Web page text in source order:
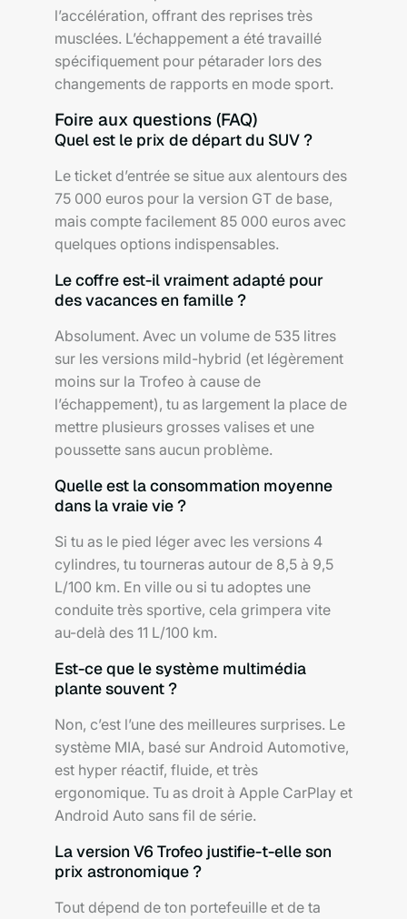
l’accélération, offrant des reprises très
musclées. L’échappement a été travaillé
spécifiquement pour pétarader lors des
changements de rapports en mode sport.
Foire aux questions (FAQ)
Quel est le prix de départ du SUV ?
Le ticket d’entrée se situe aux alentours des
75 000 euros pour la version GT de base,
mais compte facilement 85 000 euros avec
quelques options indispensables.
Le coffre est-il vraiment adapté pour
des vacances en famille ?
Absolument. Avec un volume de 535 litres
sur les versions mild-hybrid (et légèrement
moins sur la Trofeo à cause de
l’échappement), tu as largement la place de
mettre plusieurs grosses valises et une
poussette sans aucun problème.
Quelle est la consommation moyenne
dans la vraie vie ?
Si tu as le pied léger avec les versions 4
cylindres, tu tourneras autour de 8,5 à 9,5
L/100 km. En ville ou si tu adoptes une
conduite très sportive, cela grimpera vite
au-delà des 11 L/100 km.
Est-ce que le système multimédia
plante souvent ?
Non, c’est l’une des meilleures surprises. Le
système MIA, basé sur Android Automotive,
est hyper réactif, fluide, et très
ergonomique. Tu as droit à Apple CarPlay et
Android Auto sans fil de série.
La version V6 Trofeo justifie-t-elle son
prix astronomique ?
Tout dépend de ton portefeuille et de ta